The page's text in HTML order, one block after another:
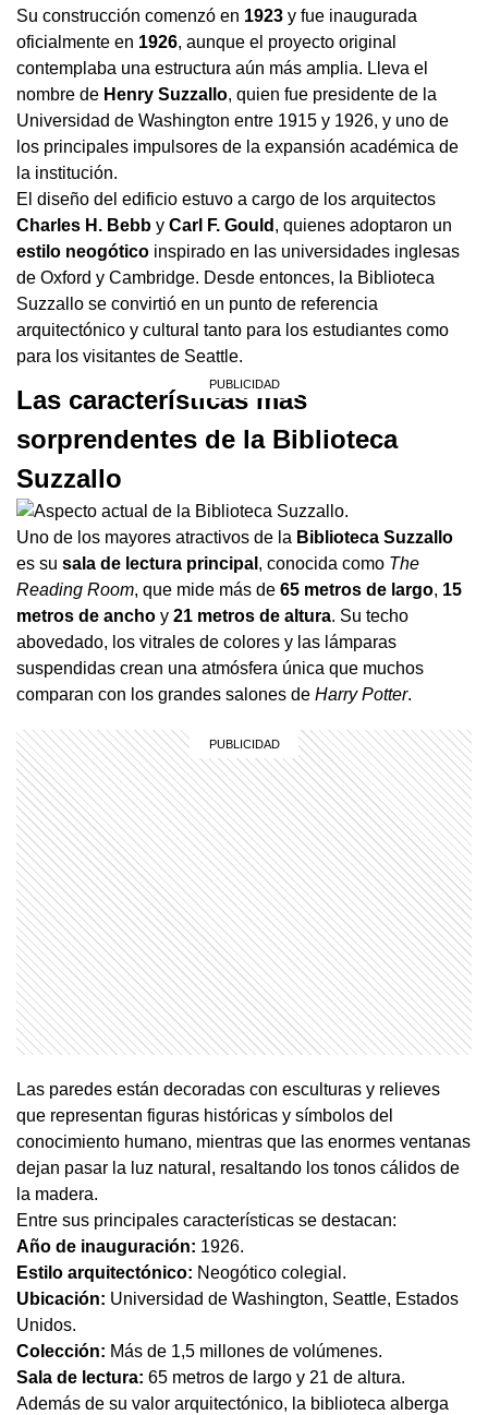
Su construcción comenzó en 1923 y fue inaugurada
oficialmente en 1926, aunque el proyecto original
contemplaba una estructura aún más amplia. Lleva el
nombre de Henry Suzzallo, quien fue presidente de la
Universidad de Washington entre 1915 y 1926, y uno de
los principales impulsores de la expansión académica de
la institución.
El diseño del edificio estuvo a cargo de los arquitectos
Charles H. Bebb y Carl F. Gould , quienes adoptaron un
estilo neogótico inspirado en las universidades inglesas
de Oxford y Cambridge. Desde entonces, la Biblioteca
Suzzallo se convirtió en un punto de referencia
arquitectónico y cultural tanto para los estudiantes como
para los visitantes de Seattle.
Las características más
sorprendentes de la Biblioteca
Suzzallo
Uno de los mayores atractivos de la Biblioteca Suzzallo
es su sala de lectura principal , conocida como The
Reading Room, que mide más de 65 metros de largo, 15
metros de ancho y 21 metros de altura. Su techo
abovedado, los vitrales de colores y las lámparas
suspendidas crean una atmósfera única que muchos
comparan con los grandes salones de Harry Potter.
Las paredes están decoradas con esculturas y relieves
que representan figuras históricas y símbolos del
conocimiento humano, mientras que las enormes ventanas
dejan pasar la luz natural, resaltando los tonos cálidos de
la madera.
Entre sus principales características se destacan:
Año de inauguración: 1926.
Estilo arquitectónico: Neogótico colegial.
Ubicación: Universidad de Washington, Seattle, Estados
Unidos.
Colección: Más de 1,5 millones de volúmenes.
Sala de lectura: 65 metros de largo y 21 de altura.
Además de su valor arquitectónico, la biblioteca alberga